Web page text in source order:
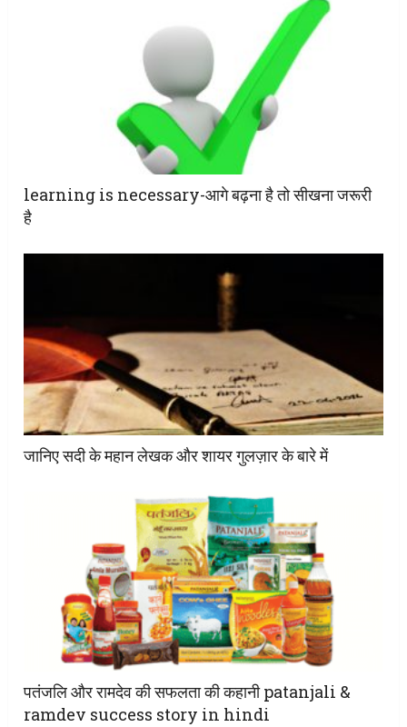
learning is necessary-आगे बढ़ना है तो सीखना जरूरी
है
जानिए सदी के महान लेखक और शायर गुलज़ार के बारे में
पतंजलि और रामदेव की सफलता की कहानी patanjali &
ramdev success story in hindi